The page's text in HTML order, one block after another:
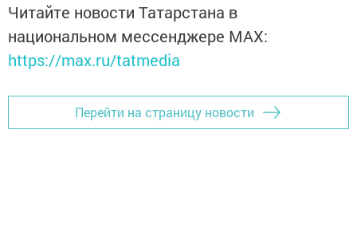
Читайте новости Татарстана в
национальном мессенджере MАХ:
https://max.ru/tatmedia
Перейти на страницу новости